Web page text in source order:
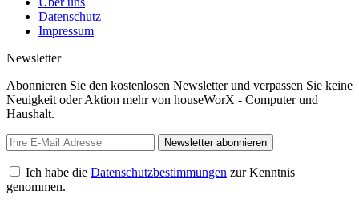
Datenschutz
Impressum
Newsletter
Abonnieren Sie den kostenlosen Newsletter und verpassen Sie keine
Neuigkeit oder Aktion mehr von houseWorX - Computer und
Haushalt.
Newsletter abonnieren
Ich habe die Datenschutzbestimmungen zur Kenntnis
genommen.